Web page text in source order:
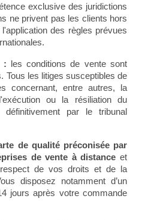
exclusive des juridictions
ne privent pas les clients hors
des règles prévues
: les conditions de vente sont
Tous les litiges susceptibles de
concernant, entre autres, la
ou la résiliation du
par le tribunal
de qualité préconisée par
de vente à distance et
de vos droits et de la
disposez notamment d’un
jours après votre commande